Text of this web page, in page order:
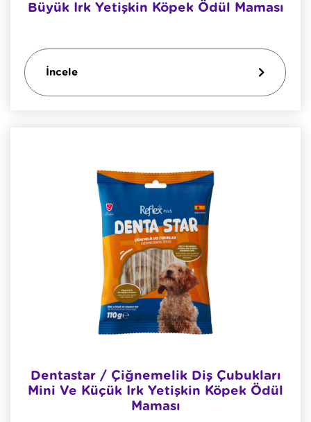
Büyük Irk Yetişkin Köpek Ödül Maması
İncele
Dentastar / Çiğnemelik Diş Çubukları
Mini Ve Küçük Irk Yetişkin Köpek Ödül
Maması